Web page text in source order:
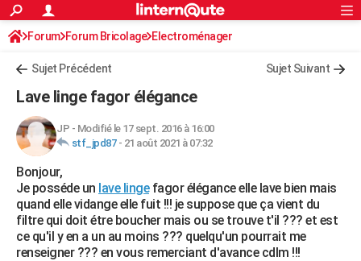
ACTUALITÉS
Politique
Société
Faits Divers
Education
Monde
Villes
+
FINANCE
Retraite
Impôts
Epargne
Immobilier
Risques naturels par ville
Banque
Assurance
Crédit
AUTO
Essais
Réserver un essai
Citadines
Berlines
SUV
Forum auto
+HIGH-TECH
Mobiles
Meilleur smartphone
Internet
Ordinateurs
Jeux vidéo
Guide high-tech
+BRICOLAGE
Forum
Aménagement intérieur
Extérieur
Cuisine
Salle de bains
Jardinage
Rangement
WEEK-END
S'inscrire
Connexion
Forum Forum Bricolage Electroménager
Sujet Précédent Sujet Suivant
Lave linge fagor élégance
JP - Modifié le 17 sept. 2016 à 16:00
stf_jpd87- 21 août 2021 à 07:32
Bonjour,
Je posséde un lave lingefagor élégance elle lave bien mais
quand elle vidange elle fuit !!! je suppose que ça vient du
filtre qui doit étre boucher mais ou se trouve t'il ??? et est
ce qu'il y en a un au moins ??? quelqu'un pourrait me
renseigner ??? en vous remerciant d'avance cdlm !!!